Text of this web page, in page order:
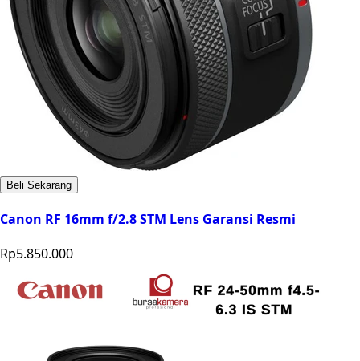
Beli Sekarang
Canon RF 16mm f/2.8 STM Lens Garansi Resmi
Rp5.850.000